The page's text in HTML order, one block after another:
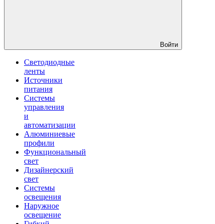
Войти
Светодиодные
ленты
Источники
питания
Системы
управления
и
автоматизации
Алюминиевые
профили
Функциональный
свет
Дизайнерский
свет
Системы
освещения
Наружное
освещение